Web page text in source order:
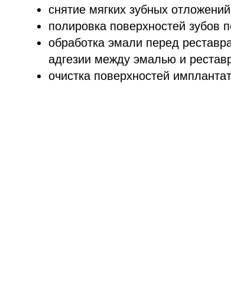
снятие мягких зубных
полировка поверхностей зубов
обработка эмали перед
адгезии между эмалью и
очистка поверхностей